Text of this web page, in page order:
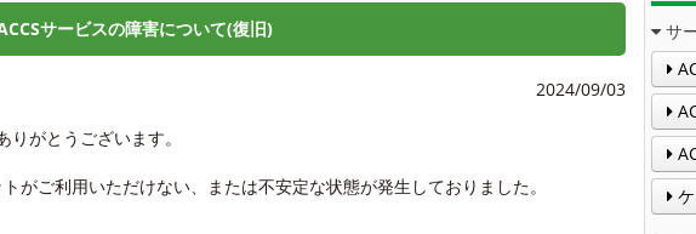
サービスの障害について(復旧)
2024/09/03
がとうございます。
がご利用いただけない、または不安定な状態が発生しておりました。
サ